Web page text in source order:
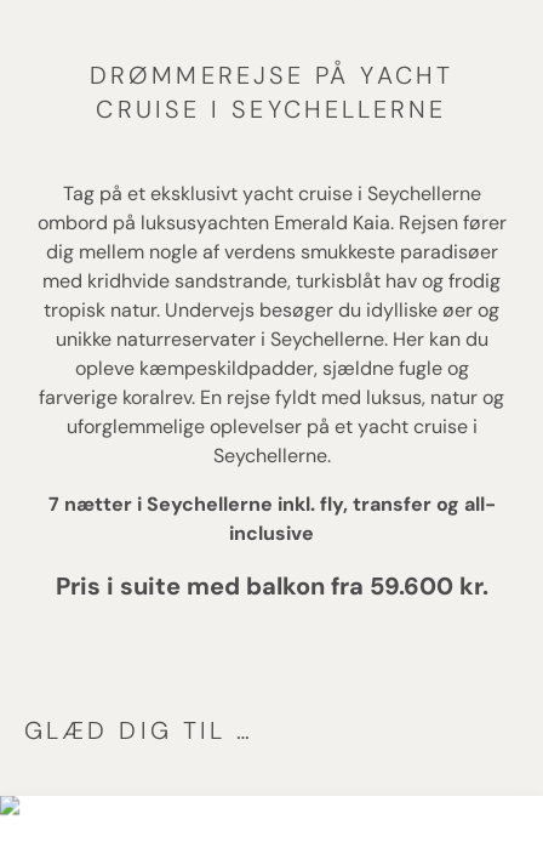
DRØMMEREJSE PÅ YACHT
CRUISE I SEYCHELLERNE
Tag på et eksklusivt yacht cruise i Seychellerne
ombord på luksusyachten Emerald Kaia. Rejsen fører
dig mellem nogle af verdens smukkeste paradisøer
med kridhvide sandstrande, turkisblåt hav og frodig
tropisk natur. Undervejs besøger du idylliske øer og
unikke naturreservater i Seychellerne. Her kan du
opleve kæmpeskildpadder, sjældne fugle og
farverige koralrev. En rejse fyldt med luksus, natur og
uforglemmelige oplevelser på et yacht cruise i
Seychellerne.
7 nætter i Seychellerne inkl. fly, transfer og all-
inclusive
Pris i suite med balkon fra 59.600 kr.
GLÆD DIG TIL …